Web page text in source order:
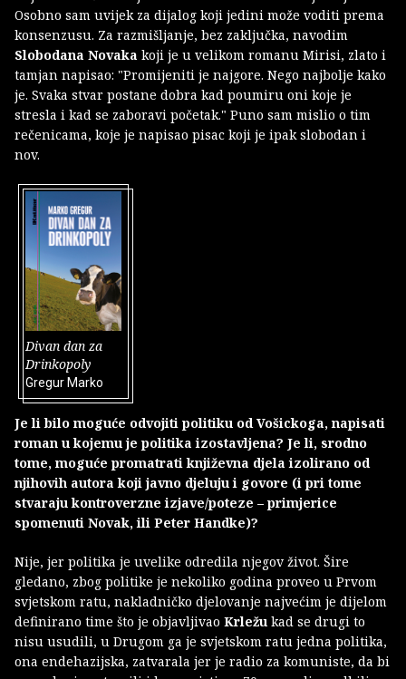
Osobno sam uvijek za dijalog koji jedini može voditi prema
konsenzusu. Za razmišljanje, bez zaključka, navodim
Slobodana Novaka koji je u velikom romanu Mirisi, zlato i
tamjan napisao: "Promijeniti je najgore. Nego najbolje kako
je. Svaka stvar postane dobra kad poumiru oni koje je
stresla i kad se zaboravi početak." Puno sam mislio o tim
rečenicama, koje je napisao pisac koji je ipak slobodan i
nov.
Divan dan za
Drinkopoly
Gregur Marko
Je li bilo moguće odvojiti politiku od Vošickoga, napisati
roman u kojemu je politika izostavljena? Je li, srodno
tome, moguće promatrati književna djela izolirano od
njihovih autora koji javno djeluju i govore (i pri tome
stvaraju kontroverzne izjave/poteze – primjerice
spomenuti Novak, ili Peter Handke)?
Nije, jer politika je uvelike odredila njegov život. Šire
gledano, zbog politike je nekoliko godina proveo u Prvom
svjetskom ratu, nakladničko djelovanje najvećim je dijelom
definirano time što je objavljivao Krležu kad se drugi to
nisu usudili, u Drugom ga je svjetskom ratu jedna politika,
ona endehazijska, zatvarala jer je radio za komuniste, da bi